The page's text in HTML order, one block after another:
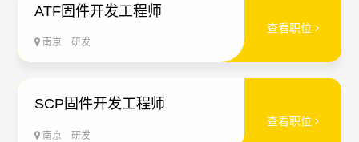
ATF固件开发工程师
南京 研发
查看职位
SCP固件开发工程师
南京 研发
查看职位